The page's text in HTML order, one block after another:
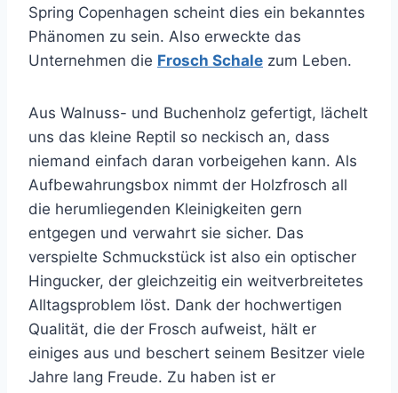
Spring Copenhagen scheint dies ein bekanntes
Phänomen zu sein. Also erweckte das
Unternehmen die Frosch Schale zum Leben.
Aus Walnuss- und Buchenholz gefertigt, lächelt
uns das kleine Reptil so neckisch an, dass
niemand einfach daran vorbeigehen kann. Als
Aufbewahrungsbox nimmt der Holzfrosch all
die herumliegenden Kleinigkeiten gern
entgegen und verwahrt sie sicher. Das
verspielte Schmuckstück ist also ein optischer
Hingucker, der gleichzeitig ein weitverbreitetes
Alltagsproblem löst. Dank der hochwertigen
Qualität, die der Frosch aufweist, hält er
einiges aus und beschert seinem Besitzer viele
Jahre lang Freude. Zu haben ist er